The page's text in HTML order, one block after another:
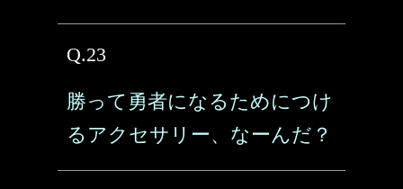
Q.23
勝って勇者になるためにつけ
るアクセサリー、なーんだ？